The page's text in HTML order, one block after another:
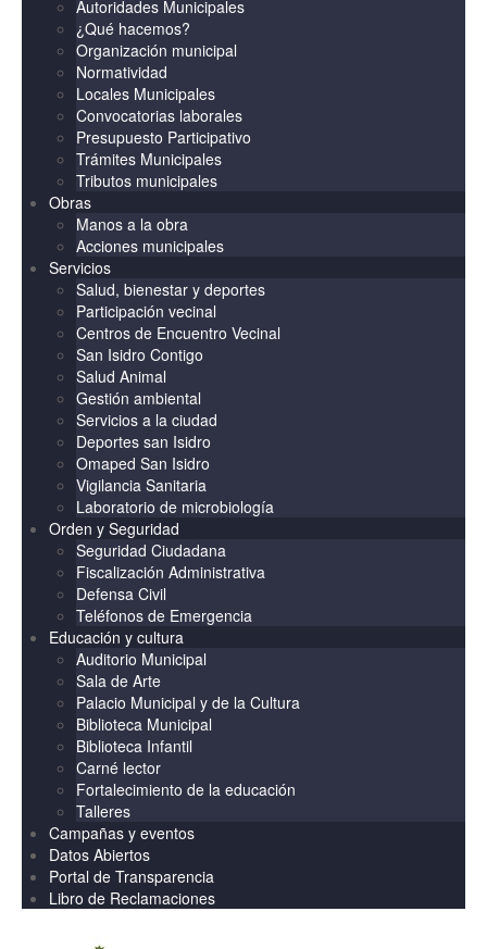
Autoridades Municipales
¿Qué hacemos?
Organización municipal
Normatividad
Locales Municipales
Convocatorias laborales
Presupuesto Participativo
Trámites Municipales
Tributos municipales
Obras
Manos a la obra
Acciones municipales
Servicios
Salud, bienestar y deportes
Participación vecinal
Centros de Encuentro Vecinal
San Isidro Contigo
Salud Animal
Gestión ambiental
Servicios a la ciudad
Deportes san Isidro
Omaped San Isidro
Vigilancia Sanitaria
Laboratorio de microbiología
Orden y Seguridad
Seguridad Ciudadana
Fiscalización Administrativa
Defensa Civil
Teléfonos de Emergencia
Educación y cultura
Auditorio Municipal
Sala de Arte
Palacio Municipal y de la Cultura
Biblioteca Municipal
Biblioteca Infantil
Carné lector
Fortalecimiento de la educación
Talleres
Campañas y eventos
Datos Abiertos
Portal de Transparencia
Libro de Reclamaciones